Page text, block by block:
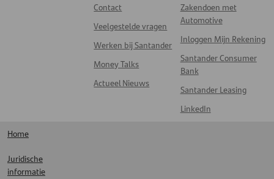
Contact
Veelgestelde vragen
Werken bij Santander
Money Talks
Actueel Nieuws
Zakendoen met
Automotive
Inloggen Mijn Rekening
Santander Consumer
Bank
Santander Leasing
LinkedIn
Home
Juridische
informatie